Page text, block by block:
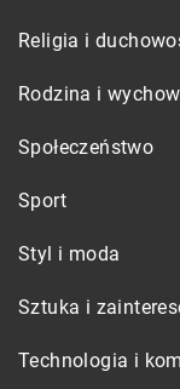
Religia i
Rodzina i
Społeczeństwo
Sport
Styl i moda
Sztuka i
Technologia i